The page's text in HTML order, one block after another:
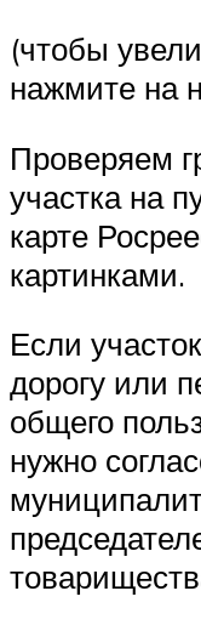
(чтобы
нажмите на
Проверяем
участка на
карте
картинками.
Если
дорогу или
общего
нужно